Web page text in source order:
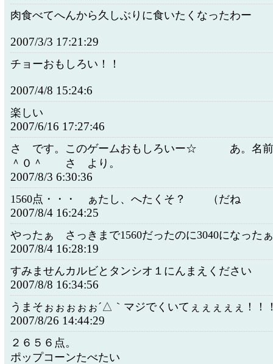
肉食べてへんから久しぶりに食いたくなったわー
2007/3/3 17:21:29
チョーおもしろい！！
2007/4/8 15:24:6
楽しい
2007/6/16 17:27:46
さ です。このゲームおもしろいー☆ あ。名前
＾０＾ さ より。
2007/8/3 6:30:36
1560点・・・ ぁたし、へたくそ？ （だね
2007/8/4 16:24:25
やったぁ さっきまで1560だったのに3040になった
2007/8/4 16:28:19
すみませんカルビとタンシオ１にんまえください
2007/8/8 16:34:56
うまそぉぉぉぉぉ´△｀マジでくいてぇぇぇぇぇ！！
2007/8/26 14:44:29
２６５６点。
ポップコーンたべたい